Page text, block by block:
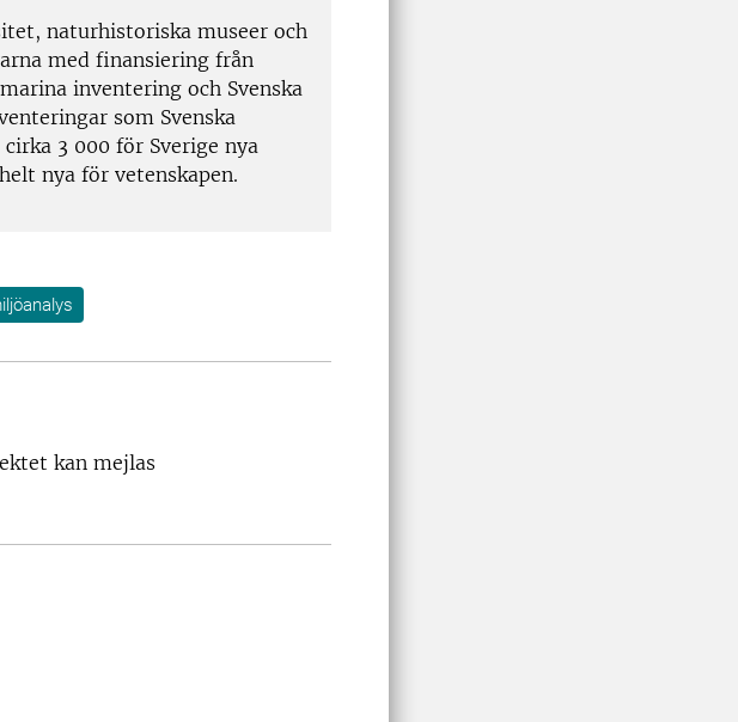
naturhistoriska museer och
med finansiering från
inventering och Svenska
som Svenska
3 000 för Sverige nya
nya för vetenskapen.
kan mejlas